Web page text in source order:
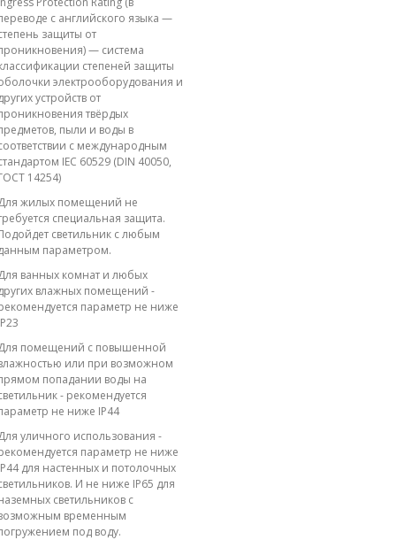
с английского языка —
защиты от
— система
степеней защиты
электрооборудования и
устройств от
твёрдых
пыли и воды в
с международным
IEC 60529 (DIN 40050,
14254)
жилых помещений не
специальная защита.
светильник с любым
параметром.
ванных комнат и любых
влажных помещений -
параметр не ниже
помещений с повышенной
или при возможном
попадании воды на
- рекомендуется
не ниже IP44
уличного использования -
параметр не ниже
для настенных и потолочных
И не ниже IP65 для
светильников с
временным
под воду.